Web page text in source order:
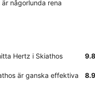
någorlunda rena
Hertz i Skiathos 9.8
är ganska effektiva 8.9